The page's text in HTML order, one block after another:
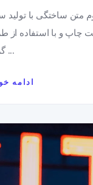
متن ساختگی با تولید
چاپ و با استفاده از
گرافیک ...
ادامه